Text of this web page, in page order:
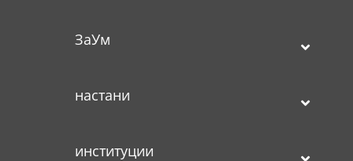
ЗаУм
настани
институции